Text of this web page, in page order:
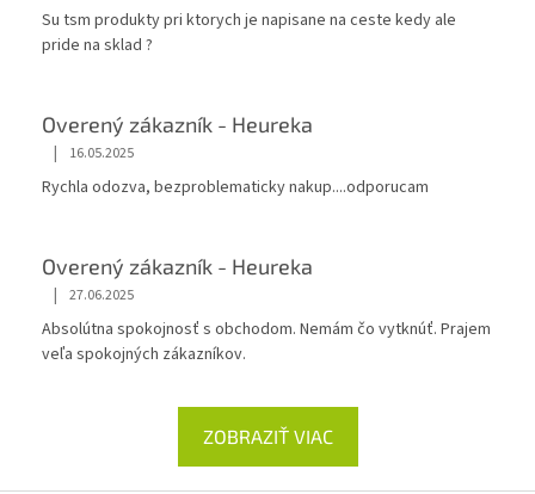
Su tsm produkty pri ktorych je napisane na ceste kedy ale
pride na sklad ?
Overený zákazník - Heureka
| 16.05.2025
Rychla odozva, bezproblematicky nakup....odporucam
Overený zákazník - Heureka
| 27.06.2025
Absolútna spokojnosť s obchodom. Nemám čo vytknúť. Prajem
veľa spokojných zákazníkov.
ZOBRAZIŤ VIAC